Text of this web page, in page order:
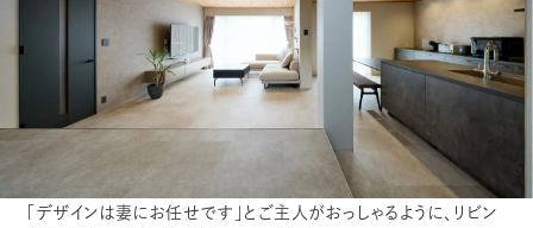
「デザインは妻にお任せです」とご主人がおっしゃるように、リビン